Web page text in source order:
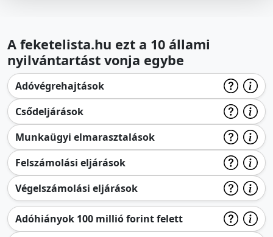
A feketelista.hu ezt a 10 állami
nyilvántartást vonja egybe
Adóvégrehajtások
Csődeljárások
Munkaügyi elmarasztalások
Felszámolási eljárások
Végelszámolási eljárások
Adóhiányok 100 millió forint felett